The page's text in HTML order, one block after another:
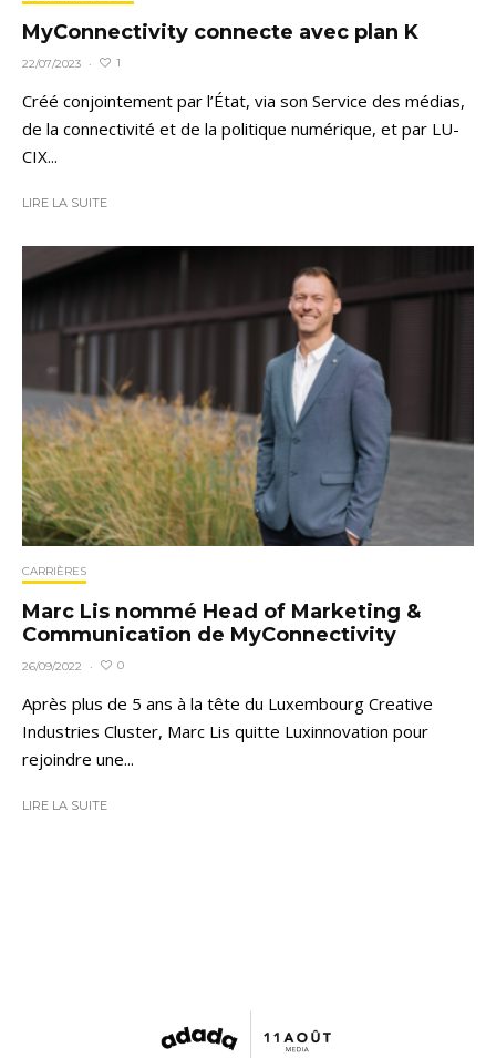
MyConnectivity connecte avec plan K
22/07/2023 · 1
Créé conjointement par l’État, via son Service des médias,
de la connectivité et de la politique numérique, et par LU-
CIX...
LIRE LA SUITE
CARRIÈRES
Marc Lis nommé Head of Marketing &
Communication de MyConnectivity
26/09/2022 · 0
Après plus de 5 ans à la tête du Luxembourg Creative
Industries Cluster, Marc Lis quitte Luxinnovation pour
rejoindre une...
LIRE LA SUITE